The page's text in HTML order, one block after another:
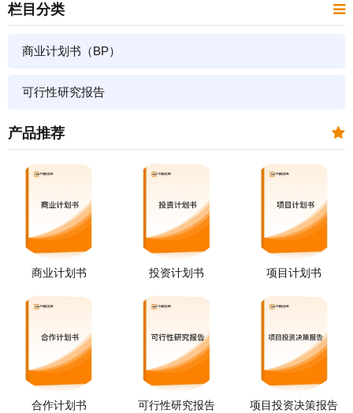
栏目分类
商业计划书（BP）
可行性研究报告
产品推荐
商业计划书 投资计划书 项目计划书
合作计划书 可行性研究报告 项目投资决策报告